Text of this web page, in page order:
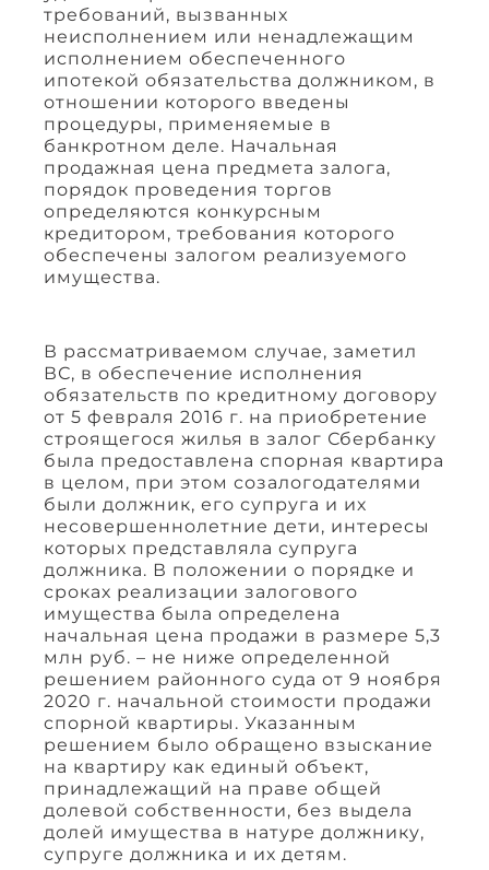
требований, вызванных
неисполнением или ненадлежащим
исполнением обеспеченного
ипотекой обязательства должником, в
отношении которого введены
процедуры, применяемые в
банкротном деле. Начальная
продажная цена предмета залога,
порядок проведения торгов
определяются конкурсным
кредитором, требования которого
обеспечены залогом реализуемого
имущества.
В рассматриваемом случае, заметил
ВС, в обеспечение исполнения
обязательств по кредитному договору
от 5 февраля 2016 г. на приобретение
строящегося жилья в залог Сбербанку
была предоставлена спорная квартира
в целом, при этом созалогодателями
были должник, его супруга и их
несовершеннолетние дети, интересы
которых представляла супруга
должника. В положении о порядке и
сроках реализации залогового
имущества была определена
начальная цена продажи в размере 5,3
млн руб. – не ниже определенной
решением районного суда от 9 ноября
2020 г. начальной стоимости продажи
спорной квартиры. Указанным
решением было обращено взыскание
на квартиру как единый объект,
принадлежащий на праве общей
долевой собственности, без выдела
долей имущества в натуре должнику,
супруге должника и их детям.